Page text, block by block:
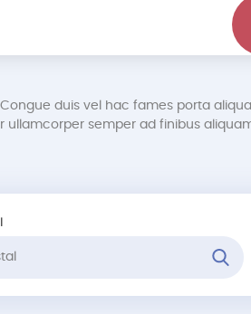
duis vel hac fames porta
semper ad finibus